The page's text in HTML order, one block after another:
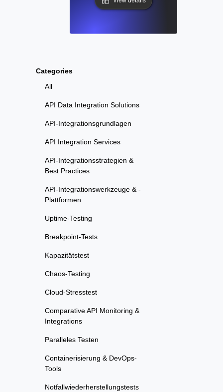
Categories
All
API Data Integration Solutions
API-Integrationsgrundlagen
API Integration Services
API-Integrationsstrategien &
Best Practices
API-Integrationswerkzeuge & -
Plattformen
Uptime-Testing
Breakpoint-Tests
Kapazitätstest
Chaos-Testing
Cloud-Stresstest
Comparative API Monitoring &
Integrations
Paralleles Testen
Containerisierung & DevOps-
Tools
Notfallwiederherstellungstests